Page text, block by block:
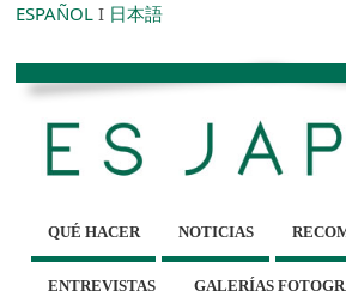
ESPAÑOL I 日本語
QUÉ HACER NOTICIAS
ENTREVISTAS GALERÍAS